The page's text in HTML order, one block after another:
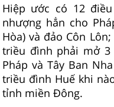
Hiệp ước có 12
nhượng hẳn cho
Hòa) và đảo Côn
triều đình phải mở 3
Pháp và Tây Ban
triều đình Huế khi
tỉnh miền Đông.